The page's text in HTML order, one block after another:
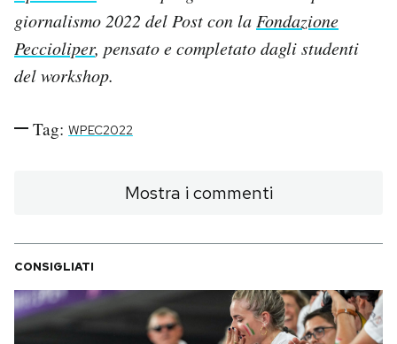
giornalismo 2022 del Post con la Fondazione
Peccioliper, pensato e completato dagli studenti
del workshop.
Tag: WPEC2022
Mostra i commenti
CONSIGLIATI